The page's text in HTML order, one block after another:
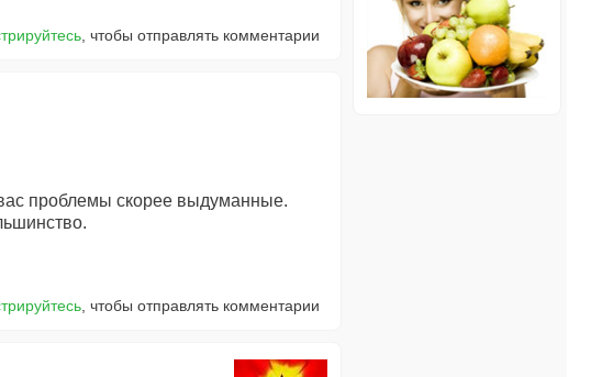
, чтобы отправлять комментарии
проблемы скорее выдуманные.
, чтобы отправлять комментарии